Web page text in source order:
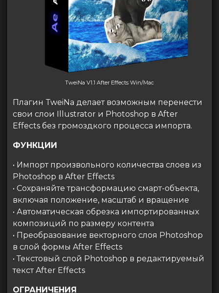
TweiNa V1.1 After Effects Win/Mac
Плагин TweiNa делает возможным перенести
свои слои Illustrator и Photoshop в After
Effects без громоздкого процесса импорта.
ФУНКЦИИ
• Импорт произвольного количества слоев из
Photoshop в After Effects
• Сохраняйте трансформацию смарт-объекта,
включая положение, масштаб и вращение
• Автоматическая обрезка импортированных
композиций по размеру контента
• Преобразование векторного слоя Photoshop
в слой формы After Effects
• Текстовый слой Photoshop в редактируемый
текст After Effects
ОГРАНИЧЕНИЯ